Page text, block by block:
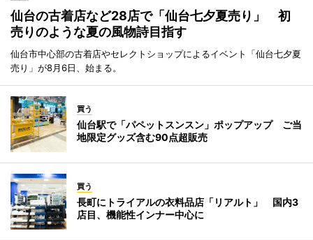
仙台の古着店など28店で「仙台七夕夏売り」 初
売りのような夏の風物詩目指す
仙台市中心部の古着店やセレクトショップによるイベント「仙台七夕夏
売り」が8月6日、始まる。
買う
仙台駅で「パペットスンスン」ポップアップ ご当
地限定グッズ含む90点超販売
買う
長町にトライアルの衣料品店「リアルト」 国内3
店目、機能性インナー中心に